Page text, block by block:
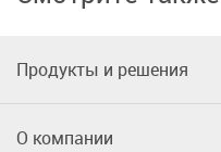
Продукты и решения
О компании